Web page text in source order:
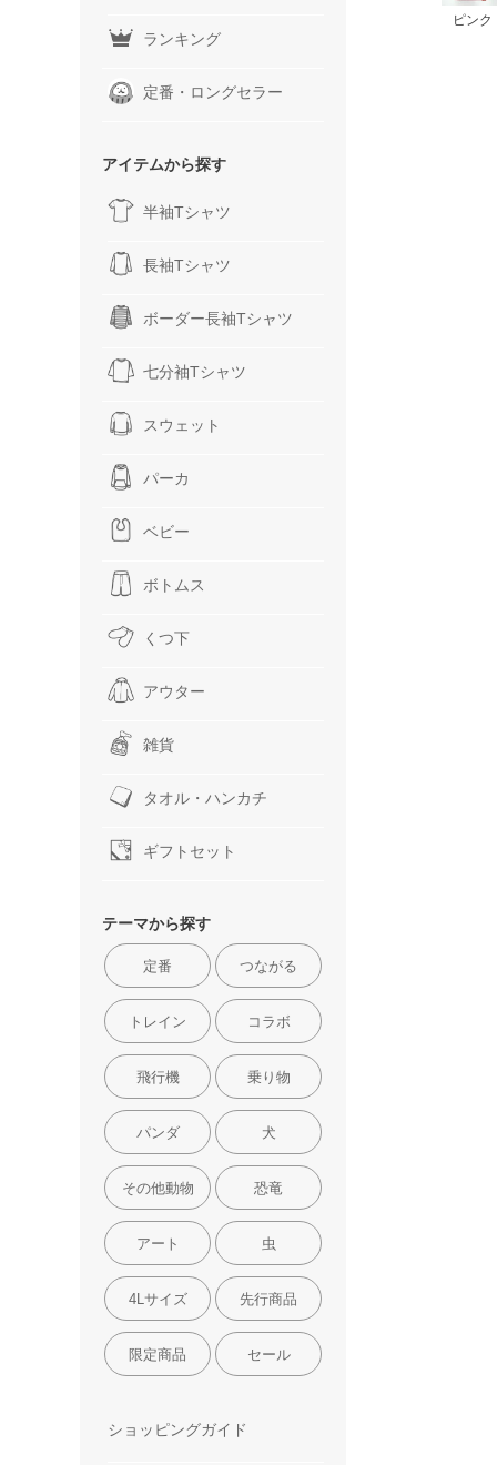
ランキング
定番・ロングセラー
アイテムから探す
半袖Tシャツ
長袖Tシャツ
ボーダー長袖Tシャツ
七分袖Tシャツ
スウェット
パーカ
ベビー
ボトムス
くつ下
アウター
雑貨
タオル・ハンカチ
ギフトセット
テーマから探す
定番 つながる
トレイン コラボ
飛行機 乗り物
パンダ 犬
その他動物 恐竜
アート 虫
4Lサイズ 先行商品
限定商品 セール
ショッピングガイド
ピンク